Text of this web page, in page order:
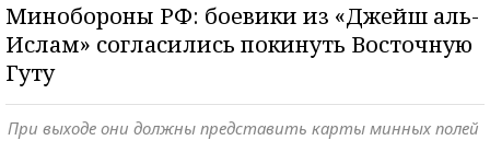
Минобороны РФ: боевики из «Джейш аль-
Ислам» согласились покинуть Восточную
Гуту
При выходе они должны представить карты минных полей